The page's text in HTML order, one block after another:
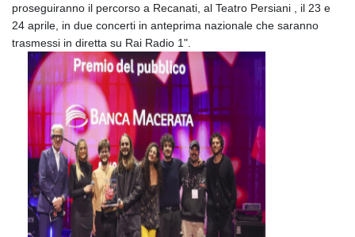
proseguiranno il percorso a Recanati, al Teatro Persiani , il 23 e
24 aprile, in due concerti in anteprima nazionale che saranno
trasmessi in diretta su Rai Radio 1".